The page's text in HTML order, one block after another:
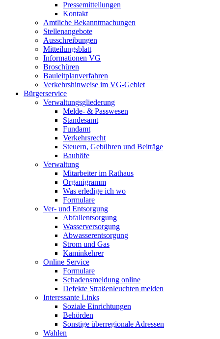
Pressemitteilungen
Kontakt
Amtliche Bekanntmachungen
Stellenangebote
Ausschreibungen
Mitteilungsblatt
Informationen VG
Broschüren
Bauleitplanverfahren
Verkehrshinweise im VG-Gebiet
Bürgerservice
Verwaltungsgliederung
Melde- & Passwesen
Standesamt
Fundamt
Verkehrsrecht
Steuern, Gebühren und Beiträge
Bauhöfe
Verwaltung
Mitarbeiter im Rathaus
Organigramm
Was erledige ich wo
Formulare
Ver- und Entsorgung
Abfallentsorgung
Wasserversorgung
Abwasserentsorgung
Strom und Gas
Kaminkehrer
Online Service
Formulare
Schadensmeldung online
Defekte Straßenleuchten melden
Interessante Links
Soziale Einrichtungen
Behörden
Sonstige überregionale Adressen
Wahlen